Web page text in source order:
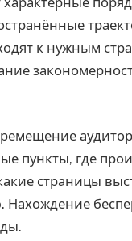
к нужным
пункты, где
страницы
Нахождение